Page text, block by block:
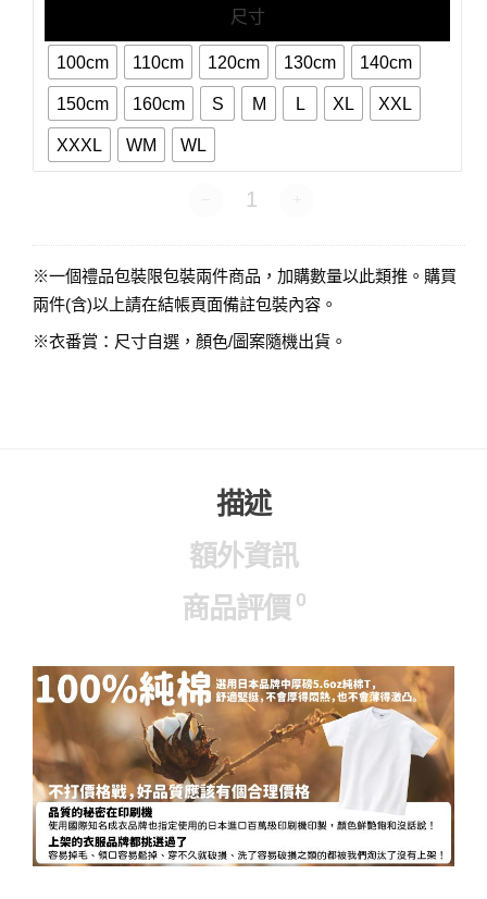
尺寸
100cm 110cm 120cm 130cm 140cm
150cm 160cm S M L XL XXL
XXXL WM WL
衣番賞-短袖 數量
※一個禮品包裝限包裝兩件商品，加購數量以此類推。購買
兩件(含)以上請在結帳頁面備註包裝內容。
※衣番賞：尺寸自選，顏色/圖案隨機出貨。
描述
額外資訊
商品評價 0